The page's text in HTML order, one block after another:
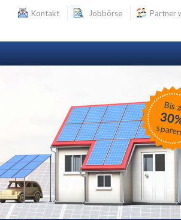
Kontakt Jobbörse Partner
Bis